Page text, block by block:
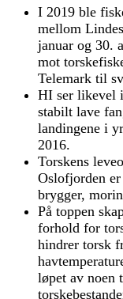
I 2019 ble
mellom
januar og 30.
mot
Telemark til
HI ser likevel
stabilt lave
landingene i
2016.
Torskens
Oslofjorden
brygger,
På toppen
forhold for
hindrer torsk
løpet av noen